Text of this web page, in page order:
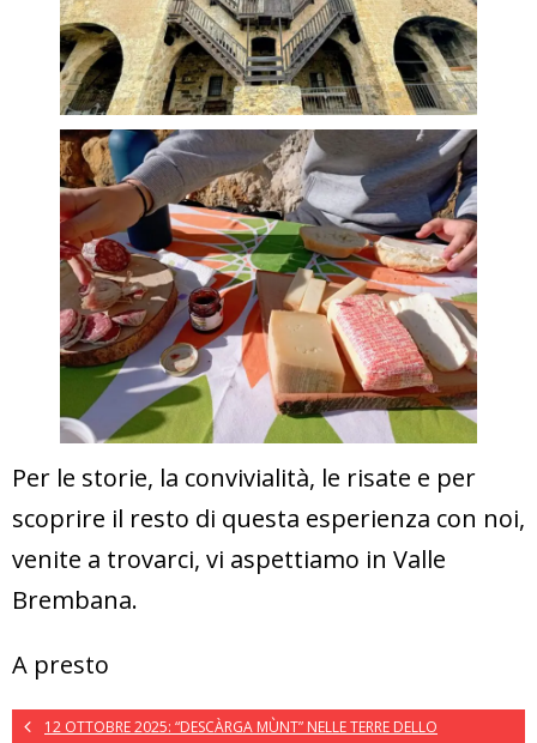
Per le storie, la convivialità, le risate e per
scoprire il resto di questa esperienza con noi,
venite a trovarci, vi aspettiamo in Valle
Brembana.
A presto
12 OTTOBRE 2025: “DESCÀRGA MÙNT” NELLE TERRE DELLO